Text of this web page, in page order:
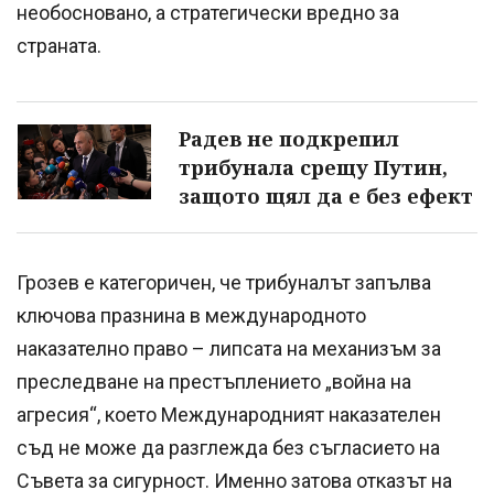
необосновано, а стратегически вредно за
страната.
Радев не подкрепил
трибунала срещу Путин,
защото щял да е без ефект
Грозев е категоричен, че трибуналът запълва
ключова празнина в международното
наказателно право – липсата на механизъм за
преследване на престъплението „война на
агресия“, което Международният наказателен
съд не може да разглежда без съгласието на
Съвета за сигурност. Именно затова отказът на